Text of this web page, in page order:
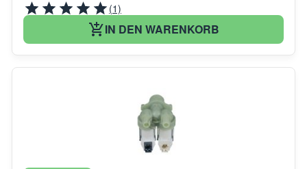
(1)
IN DEN WARENKORB